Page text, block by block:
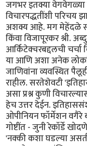
जगभर इतक्या वेगवेगळ्या
विचारपद्धतींशी परिचय
अशक्य आहे. मग मेहेंदळे
किंवा विजापूरकर श्री.
आर्किटेक्चरबद्दलची
या आणि अशा अनेक
जाणिवांना व्यवस्थित
राहील. सरतेशेवटी
असा प्रश्न कुणी
हेच उत्तर देईन.
ओपीनियन फॉर्मेशन वगैरे
गोष्टींत - जुनी रेकॉर्डे
'नक्की कशा घडल्या